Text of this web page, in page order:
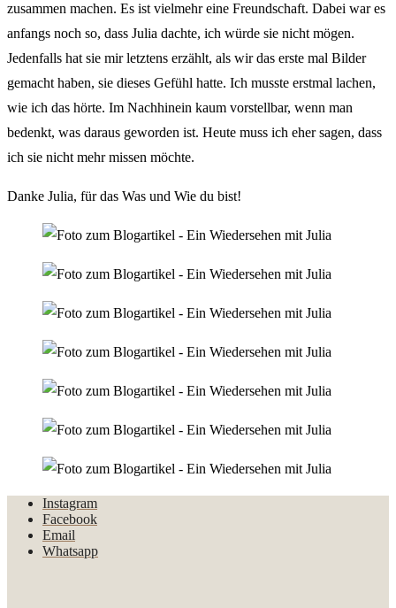
zusammen machen. Es ist vielmehr eine Freundschaft. Dabei war es
anfangs noch so, dass Julia dachte, ich würde sie nicht mögen.
Jedenfalls hat sie mir letztens erzählt, als wir das erste mal Bilder
gemacht haben, sie dieses Gefühl hatte. Ich musste erstmal lachen,
wie ich das hörte. Im Nachhinein kaum vorstellbar, wenn man
bedenkt, was daraus geworden ist. Heute muss ich eher sagen, dass
ich sie nicht mehr missen möchte.
Danke Julia, für das Was und Wie du bist!
Instagram
Facebook
Email
Whatsapp